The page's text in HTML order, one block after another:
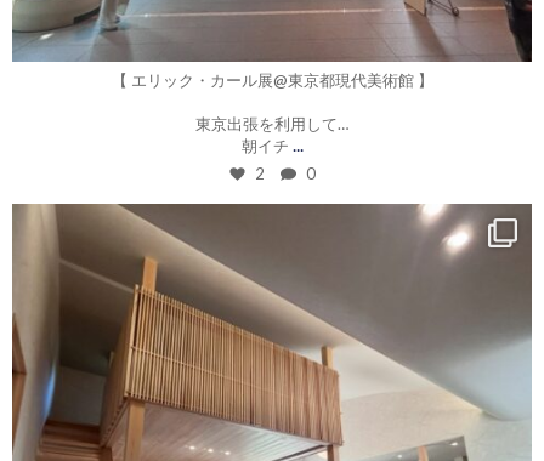
【 エリック・カール展@東京都現代美術館 】
東京出張を利用して…
朝イチ ...
2 0